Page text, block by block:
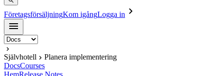
FöretagsförsäljningKom igångLogga in
Självhotell
Planera implementering
DocsCourses